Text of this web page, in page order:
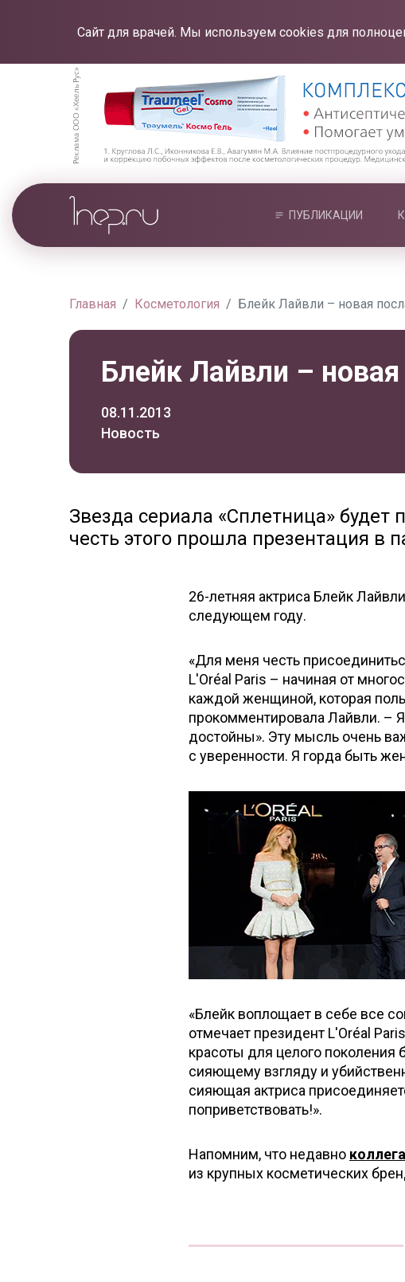
Сайт для врачей. Мы используем cookies для
ПУБЛИКАЦИИ
Главная Косметология Блейк Лайвли – новая
Блейк Лайвли – новая
08.11.2013
Новость
Звезда сериала «Сплетница» будет
честь этого прошла презентация в
26-летняя актриса Блейк
следующем году.
«Для меня честь
L'Oréal Paris – начиная от
каждой женщиной, которая
прокомментировала Лайвли. –
достойны». Эту мысль очень
с уверенности. Я горда быть
«Блейк воплощает в себе все
отмечает президент L'Oréal
красоты для целого
сияющему взгляду и
сияющая актриса
поприветствовать!».
Напомним, что недавно
из крупных косметических